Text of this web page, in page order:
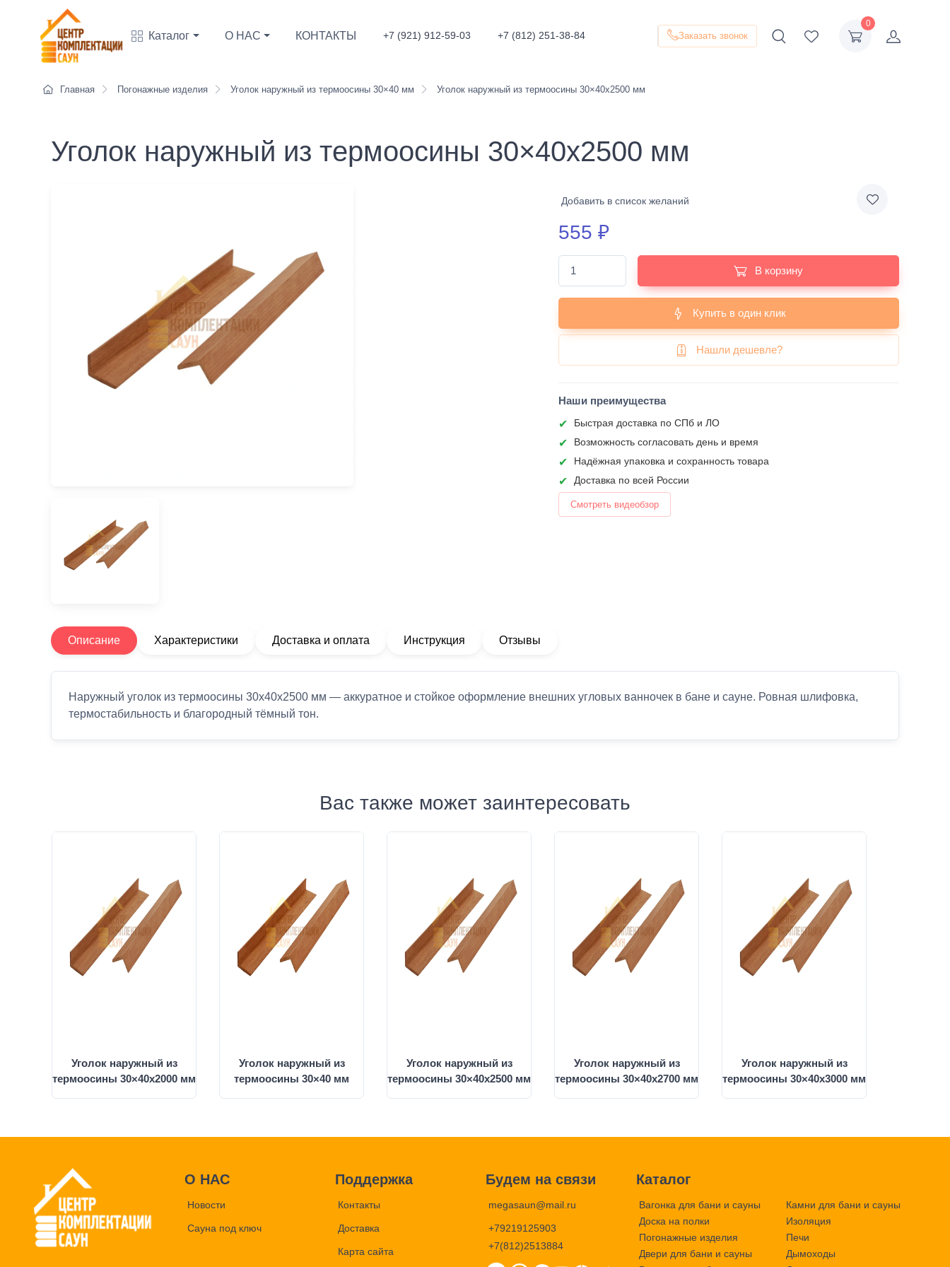
Каталог О НАС КОНТАКТЫ +7 (921) 912-59-03 +7 (812) 251-38-84 Заказать звонок
0
Главная Погонажные изделия Уголок наружный из термоосины 30×40 мм Уголок наружный из термоосины 30×40x2500 мм
Уголок наружный из термоосины 30×40x2500 мм
Добавить в список желаний
555 ₽
В корзину
Купить в один клик
Нашли дешевле?
Наши преимущества
Быстрая доставка по СПб и ЛО
Возможность согласовать день и время
Надёжная упаковка и сохранность товара
Доставка по всей России
Смотреть видеобзор
Описание Характеристики Доставка и оплата Инструкция Отзывы
Наружный уголок из термоосины 30х40х2500 мм — аккуратное и стойкое оформление внешних угловых ванночек в бане и сауне. Ровная шлифовка,
термостабильность и благородный тёмный тон.
Вас также может заинтересовать
Уголок наружный из
термоосины 30×40x2000 мм
Уголок наружный из
термоосины 30×40 мм
Уголок наружный из
термоосины 30×40x2500 мм
Уголок наружный из
термоосины 30×40x2700 мм
Уголок наружный из
термоосины 30×40x3000 мм
О НАС
Новости
Сауна под ключ
Поддержка
Контакты
Доставка
Карта сайта
Будем на связи
megasaun@mail.ru
+79219125903
+7(812)2513884
Каталог
Вагонка для бани и сауны
Доска на полки
Погонажные изделия
Двери для бани и сауны
Камни для бани и сауны
Изоляция
Печи
Дымоходы